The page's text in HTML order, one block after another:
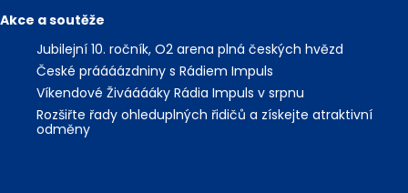
Akce a soutěže
Jubilejní 10. ročník, O2 arena plná českých hvězd
České práááázdniny s Rádiem Impuls
Víkendové Živááááky Rádia Impuls v srpnu
Rozšiřte řady ohleduplných řidičů a získejte atraktivní
odměny